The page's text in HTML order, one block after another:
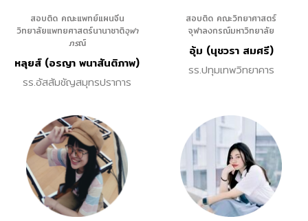
สอบติด คณะแพทย์แผนจีน
วิทยาลัยแพทยศาสตร์นานาชาติจุฬา
ภรณ์
หลุยส์ (อรญา พนาสันติภาพ)
รร.อัสสัมชัญสมุทรปราการ
สอบติด คณะวิทยาศาสตร์
จุฬาลงกรณ์มหาวิทยาลัย
อุ้ม (นุชวรา สมศรี)
รร.ปทุมเทพวิทยาคาร